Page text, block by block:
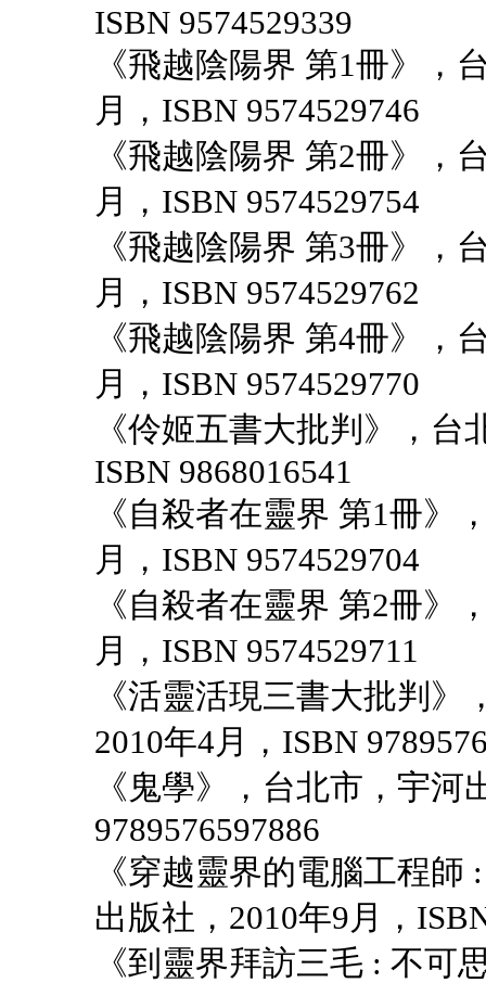
ISBN 9574529339
《飛越陰陽界 第1冊》，
月，ISBN 9574529746
《飛越陰陽界 第2冊》，
月，ISBN 9574529754
《飛越陰陽界 第3冊》，
月，ISBN 9574529762
《飛越陰陽界 第4冊》，
月，ISBN 9574529770
《伶姬五書大批判》，
ISBN 9868016541
《自殺者在靈界 第1冊》
月，ISBN 9574529704
《自殺者在靈界 第2冊》
月，ISBN 9574529711
《活靈活現三書大批判
2010年4月，ISBN
《鬼學》，台北市，宇
9789576597886
《穿越靈界的電腦工程
出版社，2010年9月，
《到靈界拜訪三毛 : 不可